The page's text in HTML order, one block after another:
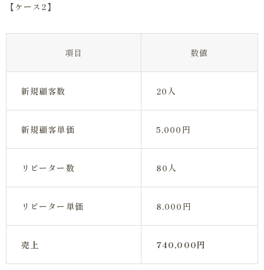
【ケース2】
項目 数値
新規顧客数 20人
新規顧客単価 5,000円
リピーター数 80人
リピーター単価 8,000円
売上 740,000円